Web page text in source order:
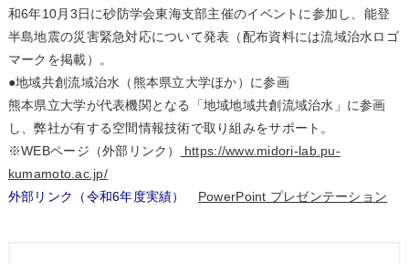
和6年10月3日に砂防学会東海支部主催のイベントに参加し、能登
半島地震の災害緊急対応について発表（配布資料には流域治水ロゴ
マークを掲載）。
●地域共創流域治水（熊本県立大学ほか）に参画
熊本県立大学が代表機関となる「地域地域共創流域治水」に参画
し、弊社が有する空間情報技術で取り組みをサポート。
※WEBページ（外部リンク）
https://www.midori-lab.pu-
kumamoto.ac.jp/
外部リンク（令和6年度実績） PowerPoint プレゼンテーション